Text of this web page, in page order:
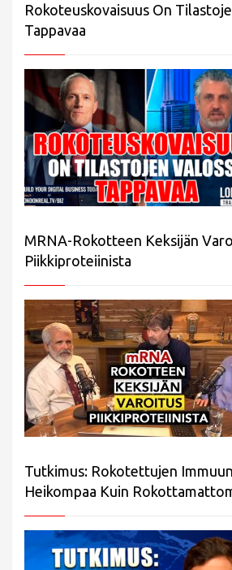
Rokoteuskovaisuus On
Tappavaa
MRNA-Rokotteen Keksijän
Piikkiproteiinista
Tutkimus: Rokotettujen
Heikompaa Kuin